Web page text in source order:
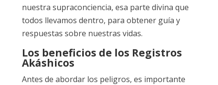
nuestra supraconciencia, esa parte divina que
todos llevamos dentro, para obtener guía y
respuestas sobre nuestras vidas.
Los beneficios de los Registros
Akáshicos
Antes de abordar los peligros, es importante